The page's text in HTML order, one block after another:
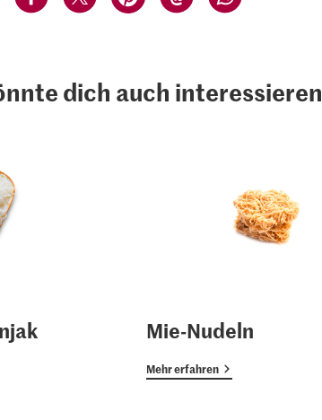
dich auch interessieren
Mie-Nudeln
Mehr erfahren